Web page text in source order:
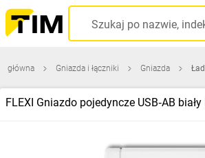
główna Gniazda i łączniki Gniazda
FLEXI Gniazdo pojedyncze USB‑AB biały